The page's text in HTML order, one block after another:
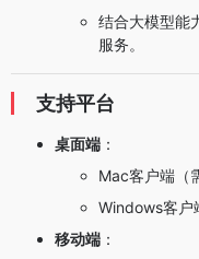
结合大模型能
服务。
​支持平台​
​桌面端​ ​：
Mac客户端（
Windows客户
​移动端​ ​：